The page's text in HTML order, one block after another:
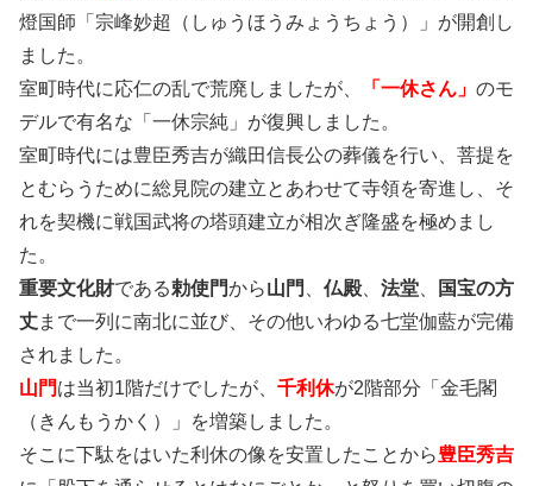
燈国師「宗峰妙超（しゅうほうみょうちょう）」が開創し
ました。
室町時代に応仁の乱で荒廃しましたが、
「一休さん」 のモ
デルで有名な「一休宗純」が復興しました。
室町時代には豊臣秀吉が織田信長公の葬儀を行い、菩提を
とむらうために総見院の建立とあわせて寺領を寄進し、そ
れを契機に戦国武将の塔頭建立が相次ぎ隆盛を極めまし
た。
重要文化財である勅使門から山門 仏殿、 法堂
国宝の方
丈まで一列に南北に並び、その他いわゆる七堂伽藍が完備
されました。
山門は当初1階だけでしたが、 千利休が2階部分「金毛閣
（きんもうかく）」を増築しました。
そこに下駄をはいた利休の像を安置したことから豊臣秀吉